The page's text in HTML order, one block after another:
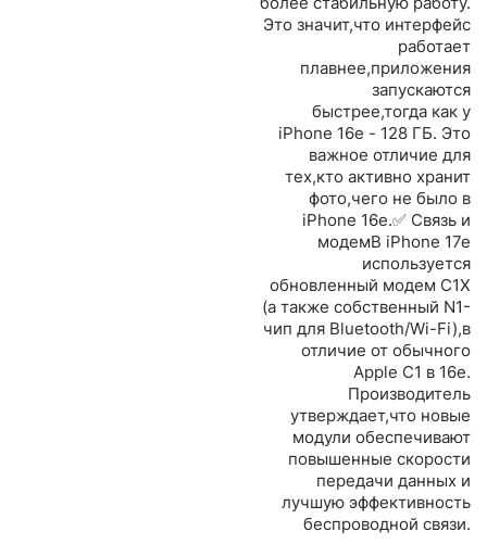
Это значит,что интерфейс
работает
плавнее,приложения
запускаются
быстрее,тогда как у
iPhone 16e - 128 ГБ. Это
важное отличие для
тех,кто активно хранит
фото,чего не было в
iPhone 16e.✅ Связь и
модемВ iPhone 17e
используется
обновленный модем C1X
(а также собственный N1-
чип для Bluetooth/Wi-Fi),в
отличие от обычного
Apple C1 в 16e.
Производитель
утверждает,что новые
модули обеспечивают
повышенные скорости
передачи данных и
лучшую эффективность
беспроводной связи.